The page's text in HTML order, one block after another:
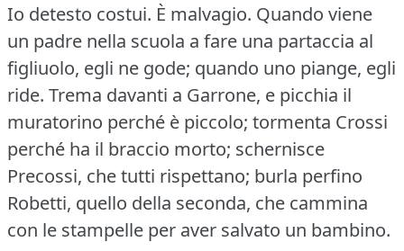
Io detesto costui. È malvagio. Quando viene
un padre nella scuola a fare una partaccia al
figliuolo, egli ne gode; quando uno piange, egli
ride. Trema davanti a Garrone, e picchia il
muratorino perché è piccolo; tormenta Crossi
perché ha il braccio morto; schernisce
Precossi, che tutti rispettano; burla perfino
Robetti, quello della seconda, che cammina
con le stampelle per aver salvato un bambino.